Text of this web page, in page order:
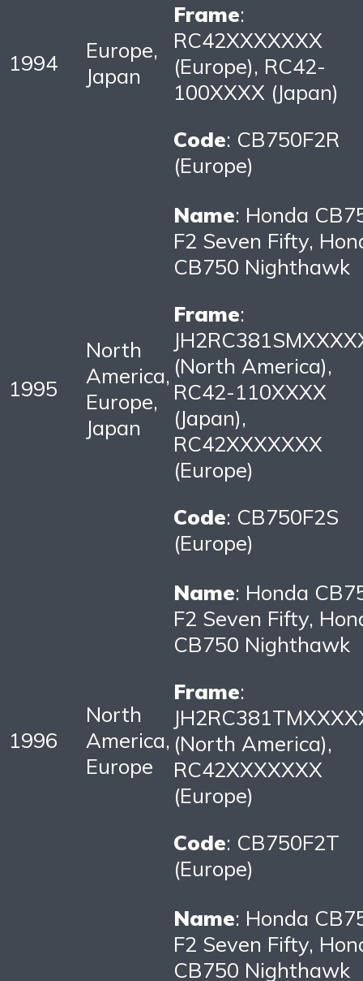
1994
Europe,
Japan
Frame:
RC42XXXXXXX
(Europe), RC42-
100XXXX (Japan)
Code: CB750F2R
(Europe)
1995
North
America,
Europe,
Japan
Name: Honda
F2 Seven Fifty,
CB750 Nighthawk
Frame:
(North America),
RC42-110XXXX
(Japan),
RC42XXXXXXX
(Europe)
Code: CB750F2S
(Europe)
1996
North
America,
Europe
Name: Honda
F2 Seven Fifty,
CB750 Nighthawk
Frame:
(North America),
RC42XXXXXXX
(Europe)
Code: CB750F2T
(Europe)
Name: Honda
F2 Seven Fifty,
CB750 Nighthawk